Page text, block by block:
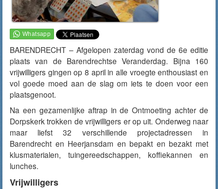
BARENDRECHT – Afgelopen zaterdag vond de 6e editie
plaats van de Barendrechtse Veranderdag. Bijna 160
vrijwilligers gingen op 8 april in alle vroegte enthousiast en
vol goede moed aan de slag om iets te doen voor een
plaatsgenoot.
Na een gezamenlijke aftrap in de Ontmoeting achter de
Dorpskerk trokken de vrijwilligers er op uit. Onderweg naar
maar liefst 32 verschillende projectadressen in
Barendrecht en Heerjansdam en bepakt en bezakt met
klusmaterialen, tuingereedschappen, koffiekannen en
lunches.
Vrijwilligers